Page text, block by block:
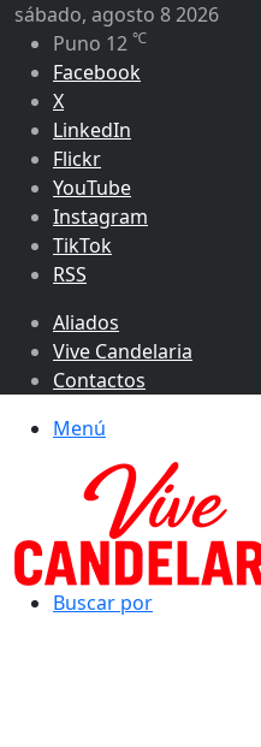
sábado, agosto 8 2026
Puno 12 ℃
Facebook
X
LinkedIn
Flickr
YouTube
Instagram
TikTok
RSS
Aliados
Vive Candelaria
Contactos
Menú
Buscar por